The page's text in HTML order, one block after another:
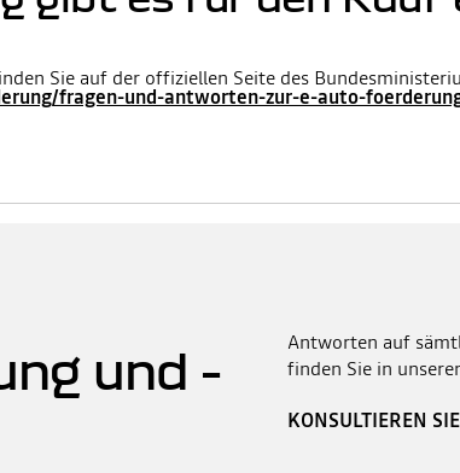
Sie auf der offiziellen Seite des
fragen-und-antworten-zur-e-auto-
und -
Antworten auf
finden Sie in
KONSULTIEREN